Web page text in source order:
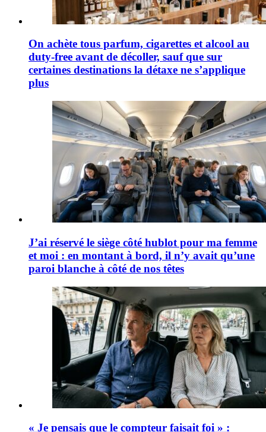
On achète tous parfum, cigarettes et alcool au
duty-free avant de décoller, sauf que sur
certaines destinations la détaxe ne s’applique
plus
J’ai réservé le siège côté hublot pour ma femme
et moi : en montant à bord, il n’y avait qu’une
paroi blanche à côté de nos têtes
« Je pensais que le compteur faisait foi » :